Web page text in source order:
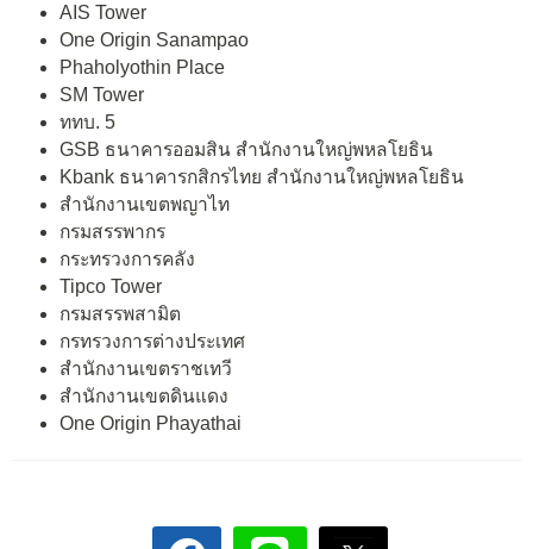
AIS Tower
One Origin Sanampao
Phaholyothin Place
SM Tower
ททบ. 5
GSB ธนาคารออมสิน สำนักงานใหญ่พหลโยธิน
Kbank ธนาคารกสิกรไทย สำนักงานใหญ่พหลโยธิน
สำนักงานเขตพญาไท
กรมสรรพากร
กระทรวงการคลัง
Tipco Tower
กรมสรรพสามิต
กรทรวงการต่างประเทศ
สำนักงานเขตราชเทวี
สำนักงานเขตดินแดง
One Origin Phayathai